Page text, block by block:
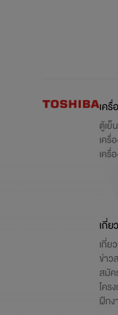
เครื่
ตู้เย็น
เครื่
เครื่
เกี่ย
เกี่ย
ข่าว
สมัค
โคร
ฝึกง